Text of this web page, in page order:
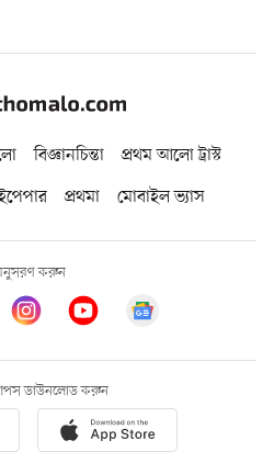
বিজ্ঞানচিন্তা
প্রথম আলো ট্রাস্ট
প্রথমা মোবাইল ভ্যাস
করুন
ডাউনলোড করুন